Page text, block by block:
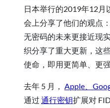
日本举行的2019年12
会上分享了他们的观点
无密码的未来更接近现
织分享了重大更新，这
使命，即用更简单、更
去年 5 月， Apple、
通过 通行密钥扩展对